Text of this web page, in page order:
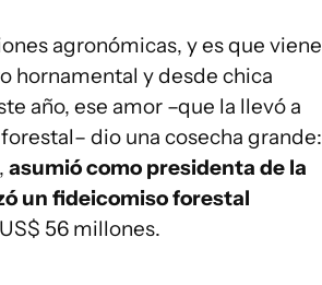
agronómicas, y es que viene
hornamental y desde chica
año, ese amor –que la llevó a
dio una cosecha grande:
asumió como presidenta de la
un fideicomiso forestal
56 millones.